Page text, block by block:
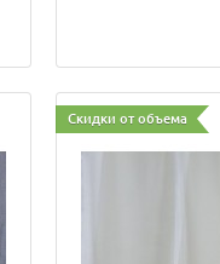
Скидки от объема